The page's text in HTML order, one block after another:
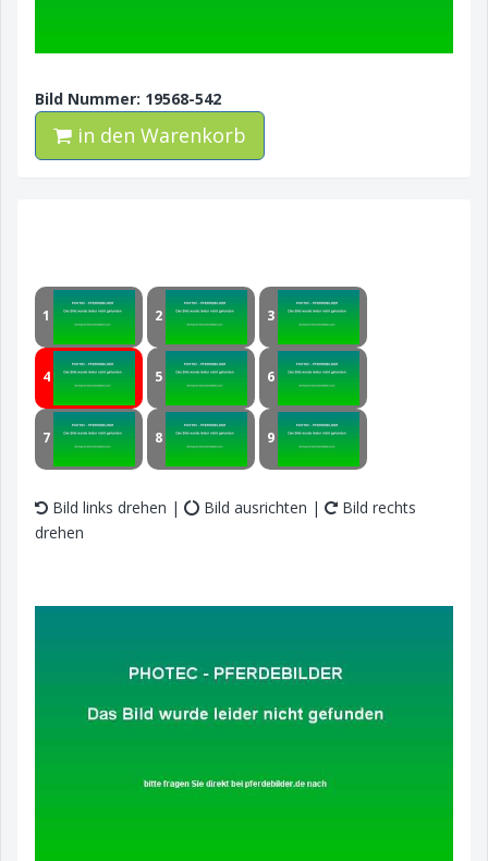
Bild Nummer: 19568-542
in den Warenkorb
1 2 3
4 5 6
7 8 9
Bild links drehen | Bild ausrichten |
Bild rechts
drehen